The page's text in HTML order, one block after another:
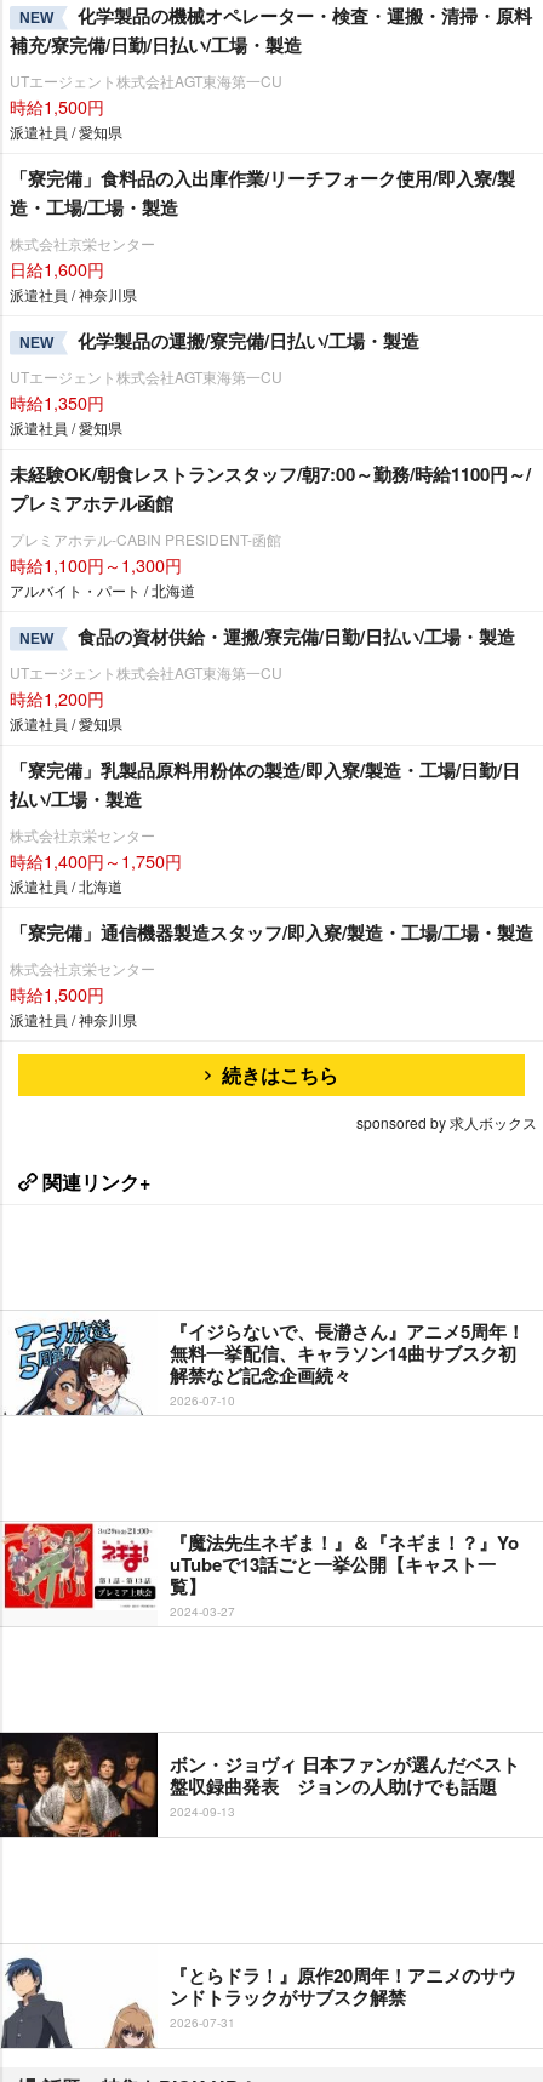
NEW
化学製品の機械オペレーター・検査・運搬・清掃・原料
補充/寮完備/日勤/日払い/工場・製造
UTエージェント株式会社AGT東海第一CU
時給1,500円
派遣社員 / 愛知県
「寮完備」食料品の入出庫作業/リーチフォーク使用/即入寮/製
造・工場/工場・製造
株式会社京栄センター
日給1,600円
派遣社員 / 神奈川県
NEW 化学製品の運搬/寮完備/日払い/工場・製造
UTエージェント株式会社AGT東海第一CU
時給1,350円
派遣社員 / 愛知県
未経験OK/朝食レストランスタッフ/朝7:00～勤務/時給1100円～/
プレミアホテル函館
プレミアホテル-CABIN PRESIDENT-函館
時給1,100円～1,300円
アルバイト・パート / 北海道
NEW 食品の資材供給・運搬/寮完備/日勤/日払い/工場・製造
UTエージェント株式会社AGT東海第一CU
時給1,200円
派遣社員 / 愛知県
「寮完備」乳製品原料用粉体の製造/即入寮/製造・工場/日勤/日
払い/工場・製造
株式会社京栄センター
時給1,400円～1,750円
派遣社員 / 北海道
「寮完備」通信機器製造スタッフ/即入寮/製造・工場/工場・製造
株式会社京栄センター
時給1,500円
派遣社員 / 神奈川県
続きはこちら
sponsored by 求人ボックス
関連リンク+
『イジらないで、長瀞さん』アニメ5周年！
無料一挙配信、キャラソン14曲サブスク初
解禁など記念企画続々
2026-07-10
『魔法先生ネギま！』＆『ネギま！？』Yo
uTubeで13話ごと一挙公開【キャスト一
覧】
2024-03-27
ボン・ジョヴィ 日本ファンが選んだベスト
盤収録曲発表 ジョンの人助けでも話題
2024-09-13
『とらドラ！』原作20周年！アニメのサウ
ンドトラックがサブスク解禁
2026-07-31